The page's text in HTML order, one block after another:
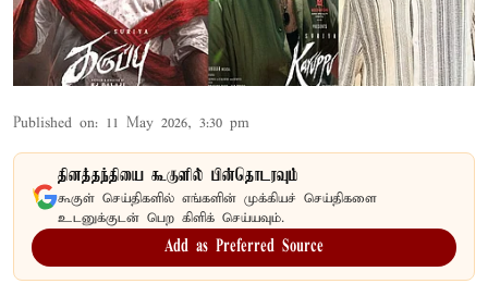
Published on: 11 May 2026, 3:30 pm
தினத்தந்தியை கூகுளில் பின்தொடரவும்
கூகுள் செய்திகளில் எங்களின் முக்கியச் செய்திகளை
உடனுக்குடன் பெற கிளிக் செய்யவும்.
Add as Preferred Source